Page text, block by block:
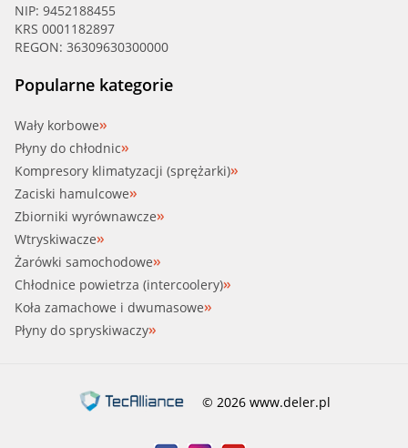
NIP: 9452188455
KRS 0001182897
REGON: 36309630300000
Popularne kategorie
Wały korbowe
Płyny do chłodnic
Kompresory klimatyzacji (sprężarki)
Zaciski hamulcowe
Zbiorniki wyrównawcze
Wtryskiwacze
Żarówki samochodowe
Chłodnice powietrza (intercoolery)
Koła zamachowe i dwumasowe
Płyny do spryskiwaczy
© 2026 www.deler.pl